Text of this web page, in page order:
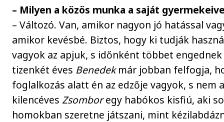
– Milyen a közös munka a saját
– Változó. Van, amikor nagyon jó hatással
amikor kevésbé. Biztos, hogy ki tudják
vagyok az apjuk, s időnként többet
tizenkét éves Benedekmár jobban felfogja,
foglalkozás alatt én az edzője vagyok, s nem
kilencévesZsomboregy habókos kisfiú, aki
homokban szeretne játszani, mint